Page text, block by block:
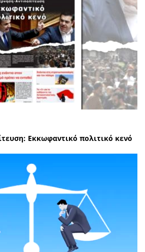
Εκκωφαντικό πολιτικό κενό